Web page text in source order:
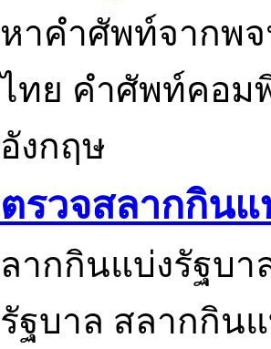
หาคำศัพท์จากพ
ไทย คำศัพท์คอม
อังกฤษ
ตรวจสลากกินแ
ลากกินแบ่งรัฐบา
รัฐบาล สลากกิน